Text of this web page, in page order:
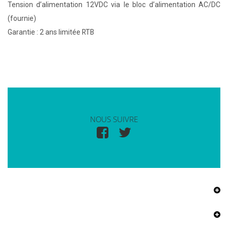
Tension d’alimentation 12VDC via le bloc d’alimentation AC/DC
(fournie)
Garantie : 2 ans limitée RTB
NOUS SUIVRE